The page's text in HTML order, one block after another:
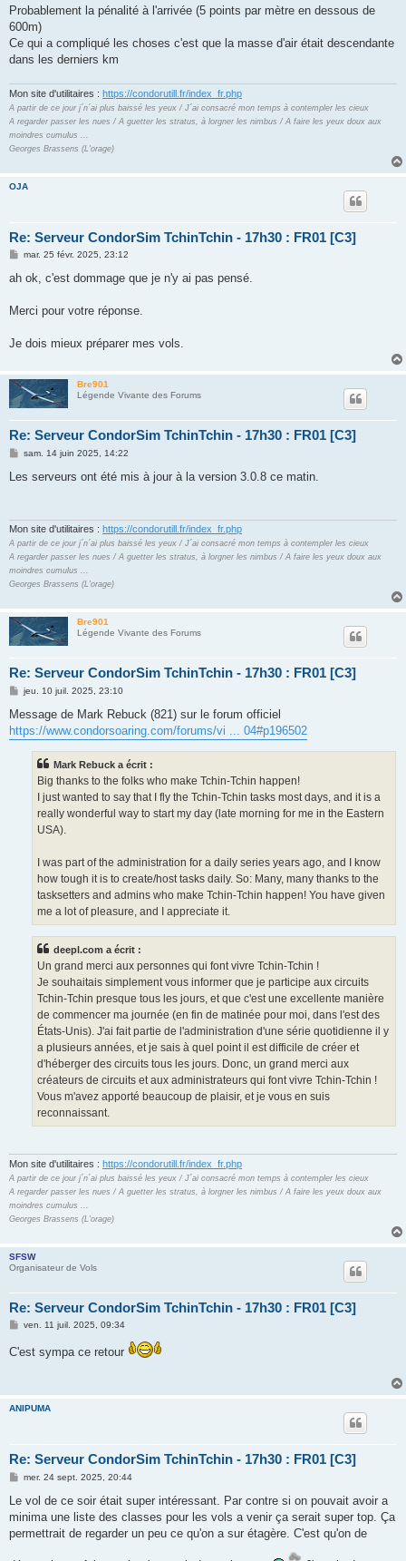
s
a
g
Probablement la pénalité à l'arrivée (5 points par mètre en dessous de
600m)
Ce qui a compliqué les choses c'est que la masse d'air était descendante
dans les derniers km
Mon site d'utilitaires : https://condorutill.fr/index_fr.php
A partir de ce jour j´n´ai plus baissé les yeux / J´ai consacré mon temps à contempler les cieux
A regarder passer les nues / A guetter les stratus, à lorgner les nimbus / A faire les yeux doux aux
moindres cumulus ...
Georges Brassens (L'orage)
OJA
Re: Serveur CondorSim TchinTchin - 17h30 : FR01 [C3]
M
s
g
mar. 25 févr. 2025, 23:12
ah ok, c'est dommage que je n'y ai pas pensé.
Merci pour votre réponse.
Je dois mieux préparer mes vols.
Bre901
Légende Vivante des Forums
Re: Serveur CondorSim TchinTchin - 17h30 : FR01 [C3]
M
s
sam. 14 juin 2025, 14:22
Les serveurs ont été mis à jour à la version 3.0.8 ce matin.
Mon site d'utilitaires : https://condorutill.fr/index_fr.php
A partir de ce jour j´n´ai plus baissé les yeux / J´ai consacré mon temps à contempler les cieux
A regarder passer les nues / A guetter les stratus, à lorgner les nimbus / A faire les yeux doux aux
moindres cumulus ...
Georges Brassens (L'orage)
Bre901
Légende Vivante des Forums
Re: Serveur CondorSim TchinTchin - 17h30 : FR01 [C3]
M
s
a
jeu. 10 juil. 2025, 23:10
Message de Mark Rebuck (821) sur le forum officiel
https://www.condorsoaring.com/forums/vi ... 04#p196502
Mark Rebuck a écrit :
Big thanks to the folks who make Tchin-Tchin happen!
I just wanted to say that I fly the Tchin-Tchin tasks most days, and it is a
really wonderful way to start my day (late morning for me in the Eastern
USA).
I was part of the administration for a daily series years ago, and I know
how tough it is to create/host tasks daily. So: Many, many thanks to the
tasksetters and admins who make Tchin-Tchin happen! You have given
me a lot of pleasure, and I appreciate it.
deepl.com a écrit :
Un grand merci aux personnes qui font vivre Tchin-Tchin !
Je souhaitais simplement vous informer que je participe aux circuits
Tchin-Tchin presque tous les jours, et que c'est une excellente manière
de commencer ma journée (en fin de matinée pour moi, dans l'est des
États-Unis). J'ai fait partie de l'administration d'une série quotidienne il y
a plusieurs années, et je sais à quel point il est difficile de créer et
d'héberger des circuits tous les jours. Donc, un grand merci aux
créateurs de circuits et aux administrateurs qui font vivre Tchin-Tchin !
Vous m'avez apporté beaucoup de plaisir, et je vous en suis
reconnaissant.
Mon site d'utilitaires : https://condorutill.fr/index_fr.php
A partir de ce jour j´n´ai plus baissé les yeux / J´ai consacré mon temps à contempler les cieux
A regarder passer les nues / A guetter les stratus, à lorgner les nimbus / A faire les yeux doux aux
moindres cumulus ...
Georges Brassens (L'orage)
SFSW
Organisateur de Vols
Re: Serveur CondorSim TchinTchin - 17h30 : FR01 [C3]
M
s
ven. 11 juil. 2025, 09:34
C'est sympa ce retour
ANIPUMA
Re: Serveur CondorSim TchinTchin - 17h30 : FR01 [C3]
M
s
a
g
mer. 24 sept. 2025, 20:44
Le vol de ce soir était super intéressant. Par contre si on pouvait avoir a
minima une liste des classes pour les vols a venir ça serait super top. Ça
permettrait de regarder un peu ce qu'on a sur étagère. C'est qu'on de